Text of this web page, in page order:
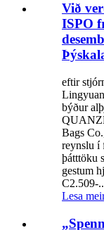
Við
ISPO
eftir
býður
Bags
reynslu í
þátttöku
gestum
C2.509-
Lesa